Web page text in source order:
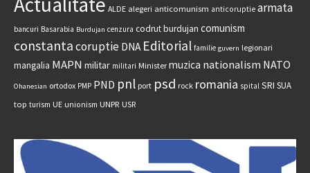
ALDE alegeri anticomunism anticoruptie armata
bancuri Basarabia Burdujan cenzura codrut burdujan comunism
constantacoruptie DNA Editorial familie guvern legionari
mangalia MAPN militar militari Minister muzica nationalism NATO
Ohanesian ortodox PMP PND pnl port psd rock romania spital SRI SUA
top turism UE unionism UNPR USR